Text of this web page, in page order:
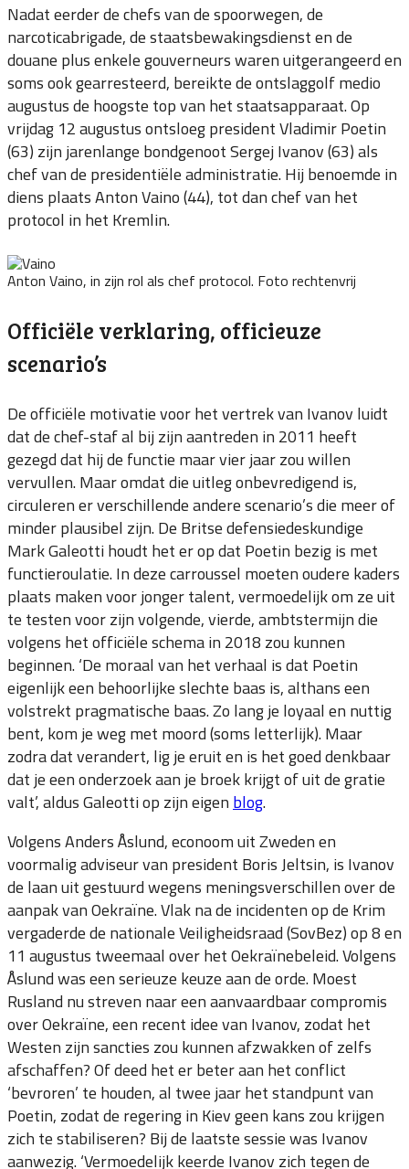
Nadat eerder de chefs van de spoorwegen, de
narcoticabrigade, de staatsbewakingsdienst en de
douane plus enkele gouverneurs waren uitgerangeerd en
soms ook gearresteerd, bereikte de ontslaggolf medio
augustus de hoogste top van het staatsapparaat. Op
vrijdag 12 augustus ontsloeg president Vladimir Poetin
(63) zijn jarenlange bondgenoot Sergej Ivanov (63) als
chef van de presidentiële administratie. Hij benoemde in
diens plaats Anton Vaino (44), tot dan chef van het
protocol in het Kremlin.
Anton Vaino, in zijn rol als chef protocol. Foto rechtenvrij
Officiële verklaring, officieuze
scenario’s
De officiële motivatie voor het vertrek van Ivanov luidt
dat de chef-staf al bij zijn aantreden in 2011 heeft
gezegd dat hij de functie maar vier jaar zou willen
vervullen. Maar omdat die uitleg onbevredigend is,
circuleren er verschillende andere scenario’s die meer of
minder plausibel zijn. De Britse defensiedeskundige
Mark Galeotti houdt het er op dat Poetin bezig is met
functieroulatie. In deze carroussel moeten oudere kaders
plaats maken voor jonger talent, vermoedelijk om ze uit
te testen voor zijn volgende, vierde, ambtstermijn die
volgens het officiële schema in 2018 zou kunnen
beginnen. ‘De moraal van het verhaal is dat Poetin
eigenlijk een behoorlijke slechte baas is, althans een
volstrekt pragmatische baas. Zo lang je loyaal en nuttig
bent, kom je weg met moord (soms letterlijk). Maar
zodra dat verandert, lig je eruit en is het goed denkbaar
dat je een onderzoek aan je broek krijgt of uit de gratie
valt’, aldus Galeotti op zijn eigen blog.
Volgens Anders Åslund, econoom uit Zweden en
voormalig adviseur van president Boris Jeltsin, is Ivanov
de laan uit gestuurd wegens meningsverschillen over de
aanpak van Oekraïne. Vlak na de incidenten op de Krim
vergaderde de nationale Veiligheidsraad (SovBez) op 8 en
11 augustus tweemaal over het Oekraïnebeleid. Volgens
Åslund was een serieuze keuze aan de orde. Moest
Rusland nu streven naar een aanvaardbaar compromis
over Oekraïne, een recent idee van Ivanov, zodat het
Westen zijn sancties zou kunnen afzwakken of zelfs
afschaffen? Of deed het er beter aan het conflict
‘bevroren’ te houden, al twee jaar het standpunt van
Poetin, zodat de regering in Kiev geen kans zou krijgen
zich te stabiliseren? Bij de laatste sessie was Ivanov
aanwezig. ‘Vermoedelijk keerde Ivanov zich tegen de